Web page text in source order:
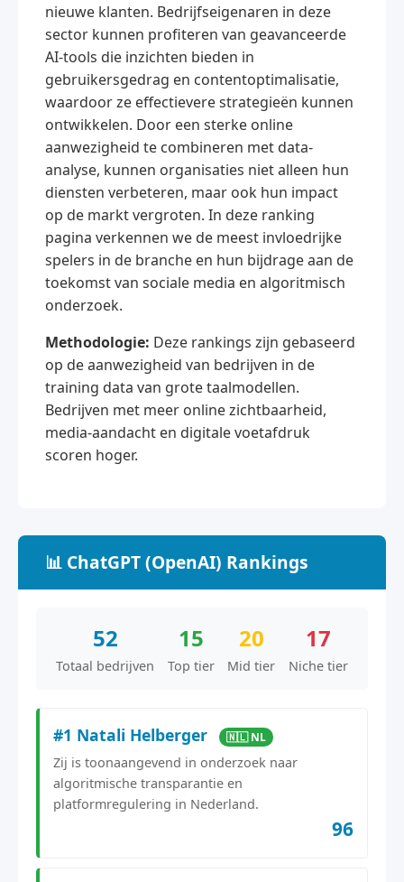
nieuwe klanten. Bedrijfseigenaren in deze
sector kunnen profiteren van geavanceerde
AI-tools die inzichten bieden in
gebruikersgedrag en contentoptimalisatie,
waardoor ze effectievere strategieën kunnen
ontwikkelen. Door een sterke online
aanwezigheid te combineren met data-
analyse, kunnen organisaties niet alleen hun
diensten verbeteren, maar ook hun impact
op de markt vergroten. In deze ranking
pagina verkennen we de meest invloedrijke
spelers in de branche en hun bijdrage aan de
toekomst van sociale media en algoritmisch
onderzoek.
Methodologie: Deze rankings zijn gebaseerd
op de aanwezigheid van bedrijven in de
training data van grote taalmodellen.
Bedrijven met meer online zichtbaarheid,
media-aandacht en digitale voetafdruk
scoren hoger.
📊 ChatGPT (OpenAI) Rankings
52
Totaal bedrijven
15
Top tier
20
Mid tier
17
Niche tier
#1 Natali Helberger 🇳🇱 NL
Zij is toonaangevend in onderzoek naar
algoritmische transparantie en
platformregulering in Nederland.
96